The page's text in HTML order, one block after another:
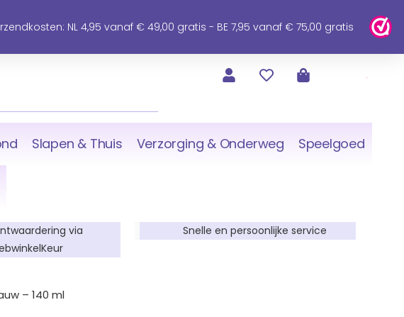
NL 4,95 vanaf € 49,00 gratis - BE 7,95 vanaf € 75,00 gratis
Slapen & Thuis Verzorging & Onderweg Speelgoed
via
Snelle en persoonlijke service
– 140 ml